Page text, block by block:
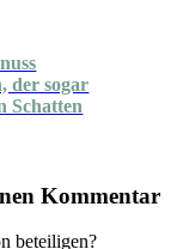
der sogar
Schatten
Kommentar
beteiligen?